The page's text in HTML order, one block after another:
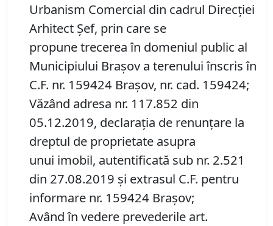
Urbanism Comercial din cadrul Direcției
Arhitect Șef, prin care se
propunetrecerea în domeniul public al
Municipiului Braşov a terenului înscris în
C.F. nr. 159424 Brașov, nr. cad. 159424;
Văzând adresa nr. 117.852 din
05.12.2019, declaraţia de renunţare la
dreptul de proprietate asupra
unui imobil, autentificată sub nr. 2.521
din 27.08.2019 și extrasul C.F. pentru
informare nr. 159424 Brașov;
Având în vedere prevederile art.